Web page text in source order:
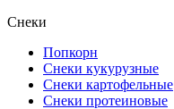
Снеки
Попкорн
Снеки кукурузные
Снеки картофельные
Снеки протеиновые